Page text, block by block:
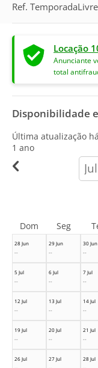
Ref.
Locação
Anunciante
total
Disponibilidade
Última atualização há
1 ano
28 Jun
--
29 Jun
--
30 Jun
--
5 Jul
--
6 Jul
--
7 Jul
--
12 Jul
--
13 Jul
--
14 Jul
--
19 Jul
--
20 Jul
--
21 Jul
--
26 Jul
27 Jul
28 Jul
Dom Seg